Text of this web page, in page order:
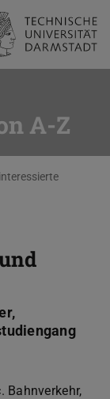
A-Z
Bahnverkehr,